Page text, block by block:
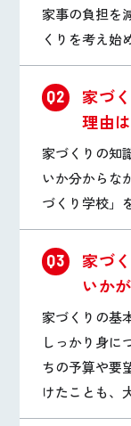
家事の負担を
くりを考え始
Q2
家づ
理由
家づくりの知
いか分からな
づくり学校」
Q3
家づ
いか
家づくりの基
しっかり身に
ちの予算や要
けたことも、